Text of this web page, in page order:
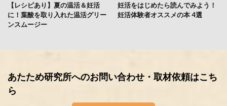
【レシピあり】夏の温活＆妊活
に！葉酸を取り入れた温活グリー
ンスムージー
妊活をはじめたら読んでみよう！
妊活体験者オススメの本 4選
あたため研究所へのお問い合わせ・取材依頼はこち
ら